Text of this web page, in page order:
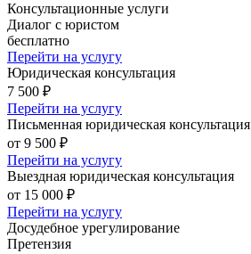
Консультационные услуги
Диалог с юристом
бесплатно
Перейти на услугу
Юридическая консультация
7 500 ₽
Перейти на услугу
Письменная юридическая консультация
от 9 500 ₽
Перейти на услугу
Выездная юридическая консультация
от 15 000 ₽
Перейти на услугу
Досудебное урегулирование
Претензия